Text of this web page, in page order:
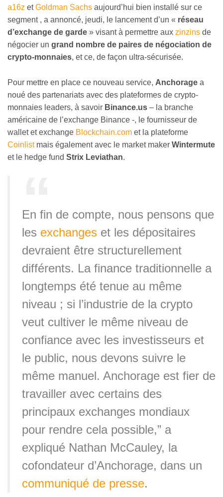
a16z etGoldman Sachs aujourd’hui bien installé sur ce
segment , a annoncé, jeudi, le lancement d’un « réseau
d’exchange de garde » visant à permettre aux zinzins de
négocier un grand nombre de paires de négociation de
crypto-monnaies, et ce, de façon ultra-sécurisée.
Pour mettre en place ce nouveau service, Anchorage a
noué des partenariats avec des plateformes de crypto-
monnaies leaders, à savoir Binance.us – la branche
américaine de l’exchange Binance -, le fournisseur de
wallet et exchange Blockchain.com et la plateforme
Coinlistmais également avec le market maker Wintermute
et le hedge fund Strix Leviathan.
En fin de compte, nous pensons que
les exchanges et les dépositaires
devraient être structurellement
différents. La finance traditionnelle a
longtemps été tenue au même
niveau ; si l’industrie de la crypto
veut cultiver le même niveau de
confiance avec les investisseurs et
le public, nous devons suivre le
même manuel. Anchorage est fier de
travailler avec certains des
principaux exchanges mondiaux
pour rendre cela possible,” a
expliqué Nathan McCauley, la
cofondateur d’Anchorage, dans un
communiqué de presse.